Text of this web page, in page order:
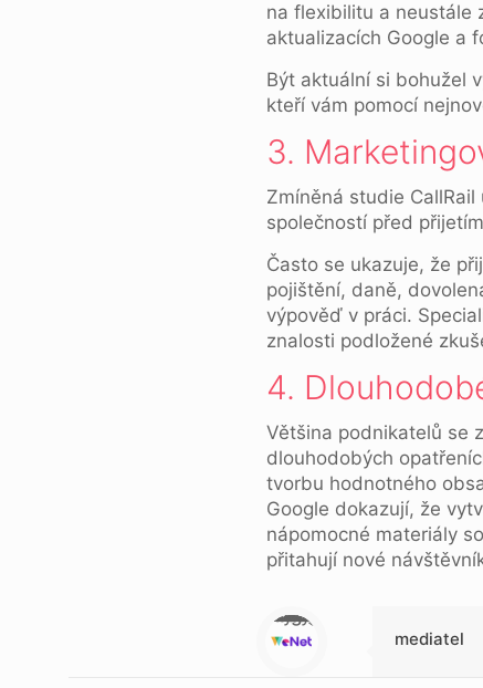
na flexibilitu a neustále
aktualizacích Google a
Být aktuální si bohužel
kteří vám pomocí
3.
Zmíněná studie
společností před
Často se ukazuje, že
pojištění, daně,
výpověď v práci.
znalosti podložené
4.
Většina podnikatelů se
dlouhodobých
tvorbu hodnotného
Google dokazují, že
nápomocné materiály
přitahují nové
Warning
: Trying to access array offset on null in
/data/1/d/1da9a732-fb3a-4804-a40f-d46885ca54ae/lajk.online/web/wp-content/themes/betheme-child/includes/content-single.php
on line
286
mediatel